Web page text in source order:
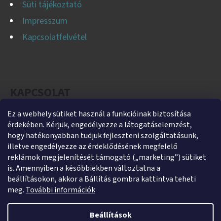
Ez a webhely sütiket használ a funkcióinak biztosítása
érdekében. Kérjük, engedélyezze a látogatáselemzést,
hogy hatékonyabban tudjuk fejleszteni szolgáltatásunk,
illetve engedélyezze az érdeklődésének megfelelő
reklámok megjelenítését támogató („marketing”) sütiket
is. Amennyiben a későbbiekben változtatna a
beállításokon, akkor a Bállítás gombra kattintva teheti
meg. További információk
Beállítások
Süti tájékoztató
Impresszum
Kapcsolatfelvétel
helti@helti.hu
+3679450894
+36305454854
https://www.facebook.com/heltikft
helti_kft